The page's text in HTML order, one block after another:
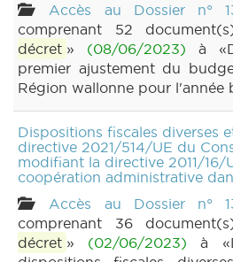
Accès au Dossier n°
comprenant 52
décret » (08/06/2023) à
premier ajustement du
Région wallonne pour l'année
Dispositions fiscales diverses
directive 2021/514/UE du
modifiant la directive 2011/16/
coopération administrative
Accès au Dossier n°
comprenant 36
décret » (02/06/2023) à